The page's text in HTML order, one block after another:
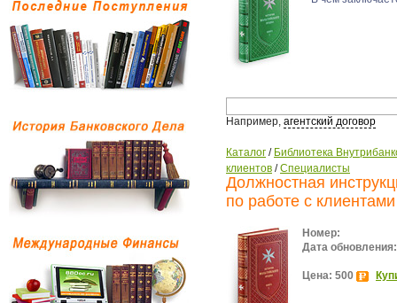
Например, агентский договор
Каталог / Библиотека
клиентов /Специалисты
Должностная
по работе с клиентами
Номер:
Дата обновления:
Цена: 500